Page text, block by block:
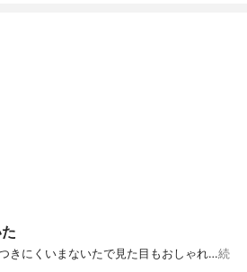
きにくいまないたで見た目もおしゃれ…続